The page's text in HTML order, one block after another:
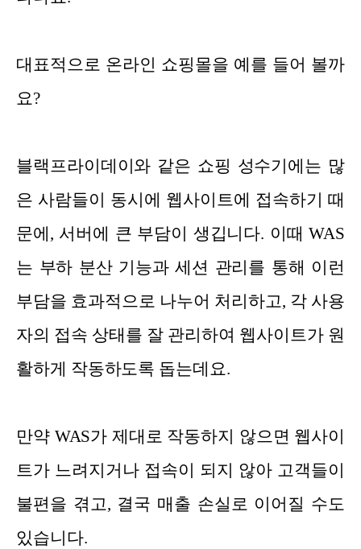
대표적으로 온라인 쇼핑몰을 예를 들어 볼까
요?
블랙프라이데이와 같은 쇼핑 성수기에는 많
은 사람들이 동시에 웹사이트에 접속하기 때
문에, 서버에 큰 부담이 생깁니다. 이때 WAS
는 부하 분산 기능과 세션 관리를 통해 이런
부담을 효과적으로 나누어 처리하고, 각 사용
자의 접속 상태를 잘 관리하여 웹사이트가 원
활하게 작동하도록 돕는데요.
만약 WAS가 제대로 작동하지 않으면 웹사이
트가 느려지거나 접속이 되지 않아 고객들이
불편을 겪고, 결국 매출 손실로 이어질 수도
있습니다.